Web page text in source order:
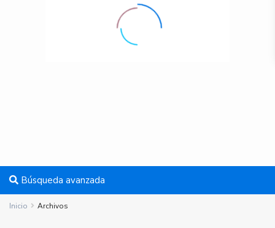
Búsqueda avanzada
Inicio Archivos